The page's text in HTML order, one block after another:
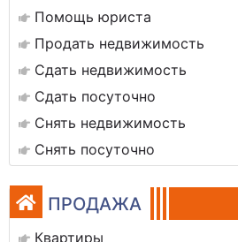
Помощь юриста
Продать недвижимость
Сдать недвижимость
Сдать посуточно
Снять недвижимость
Снять посуточно
ПРОДАЖА
Квартиры